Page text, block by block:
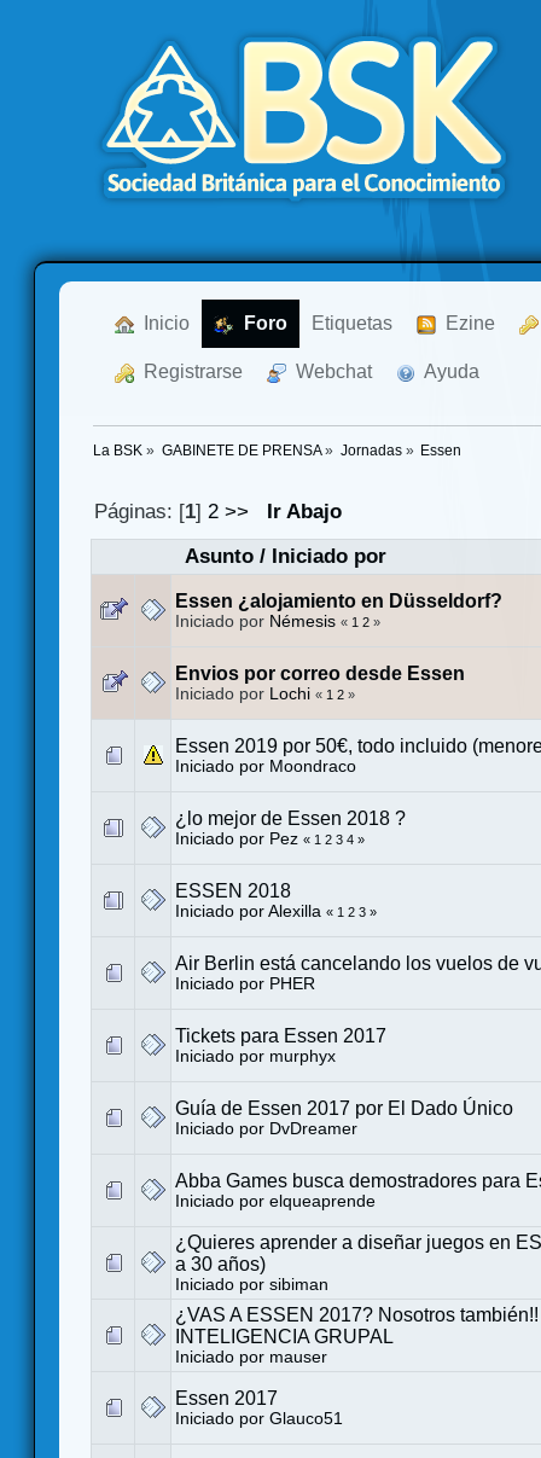
Inicio Foro Etiquetas Ezine
Registrarse Webchat Ayuda
La BSK » GABINETE DE PRENSA» Jornadas» Essen
Páginas: [1]2 >>
Ir Abajo
Asunto/ Iniciado por
Essen ¿alojamiento en Düsseldorf?
Iniciado por Némesis « 1 2 »
Envios por correo desde Essen
Iniciado por Lochi « 1 2 »
Essen 2019 por 50€, todo incluido
Iniciado por Moondraco
¿lo mejor de Essen 2018 ?
Iniciado por Pez « 1 2 3 4 »
ESSEN 2018
Iniciado por Alexilla « 1 2 3 »
Air Berlin está cancelando los vuelos de
Iniciado por PHER
Tickets para Essen 2017
Iniciado por murphyx
Guía de Essen 2017 por El Dado Único
Iniciado por DvDreamer
Abba Games busca demostradores para
Iniciado por elqueaprende
¿Quieres aprender a diseñar juegos en
a 30 años)
Iniciado por sibiman
¿VAS A ESSEN 2017? Nosotros también!!
INTELIGENCIA GRUPAL
Iniciado por mauser
Essen 2017
Iniciado por Glauco51